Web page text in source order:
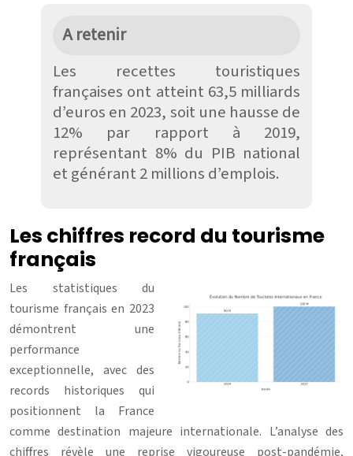
A retenir
Les recettes touristiques
françaises ont atteint 63,5 milliards
d’euros en 2023, soit une hausse de
12% par rapport à 2019,
représentant 8% du PIB national
et générant 2 millions d’emplois.
Les chiffres record du tourisme
français
Les statistiques du
tourisme français en 2023
démontrent une
performance
exceptionnelle, avec des
records historiques qui
positionnent la France
comme destination majeure internationale. L’analyse des
chiffres révèle une reprise vigoureuse post-pandémie,